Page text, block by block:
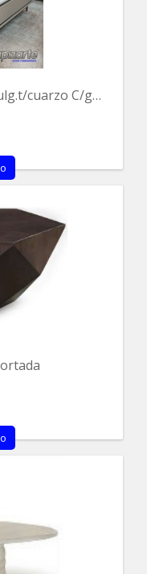
Mesa De Centro 32x46x15 Pulg.t/cuarzo C/gavetas